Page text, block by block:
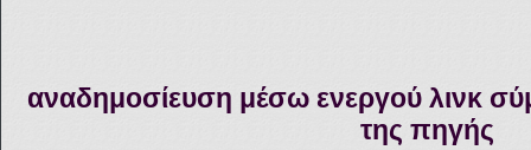
αναδημοσίευση μέσω ενεργού λινκ
της πηγής